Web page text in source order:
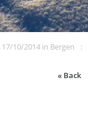
17/10/2014 in Bergen
« Back